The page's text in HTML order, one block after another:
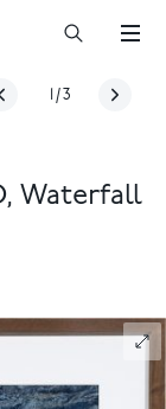
/3
Waterfall